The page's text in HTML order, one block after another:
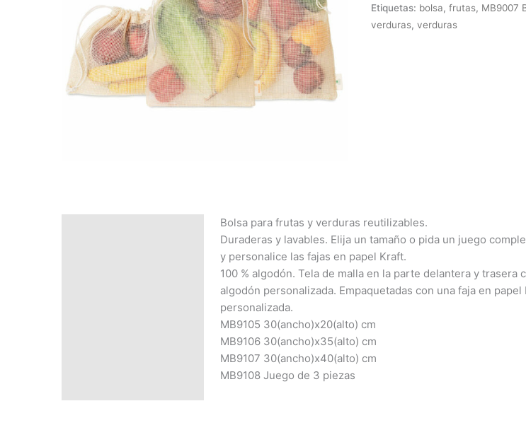
Etiquetas: bolsa,frutas, MB9007
verduras,verduras
Bolsa para frutas y verduras reutilizables.
Duraderas y lavables. Elija un tamaño o pida un juego
y personalice las fajas en papel Kraft.
100 % algodón. Tela de malla en la parte delantera y trasera
algodón personalizada. Empaquetadas con una faja en papel
personalizada.
MB9105 30(ancho)x20(alto) cm
MB9106 30(ancho)x35(alto) cm
MB9107 30(ancho)x40(alto) cm
MB9108 Juego de 3 piezas